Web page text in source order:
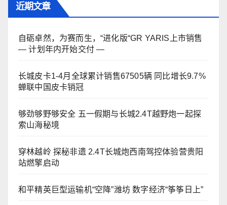
近期文章
自砺卓然，为赛而生，“进化版“GR YARIS上市销售
— 计划年内开始交付 —
长城皮卡1-4月全球累计销售67505辆 同比增长9.7%
蝉联中国皮卡销冠
够劲够野够安全 五一假期与长城2.4T越野炮一起探
索山海秘境
穿林越岭 探秘非遗 2.4T长城炮西南驾控体验营贵阳
站燃擎启动
和平精英巨型运输机“空降”潍坊 数字经济“筝筝日上”